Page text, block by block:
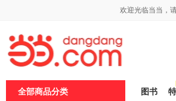
欢迎光临当当，
全部商品分类 图书